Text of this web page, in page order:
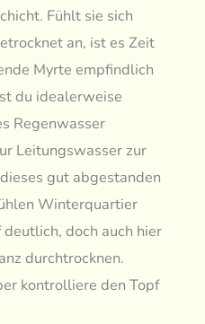
Fühlt sie sich
an, ist es Zeit
Myrte empfindlich
du idealerweise
Regenwasser
Leitungswasser zur
gut abgestanden
Winterquartier
doch auch hier
durchtrocknen.
kontrolliere den Topf